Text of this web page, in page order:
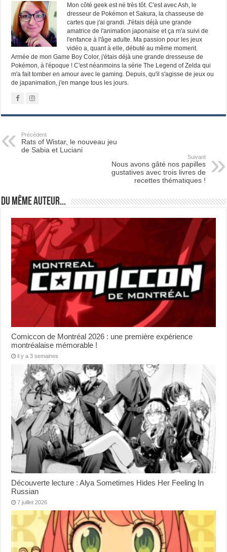
Mon côté geek est né très tôt. C'est avec Ash, le
dresseur de Pokémon et Sakura, la chasseuse de
cartes que j'ai grandi. J'étais déjà une grande
amatrice de l'animation japonaise et ça m'a suivi de
l'enfance à l'âge adulte. Ma passion pour les jeux
vidéo a, quant à elle, débuté au même moment.
Armée de mon Game Boy Color, j'étais déjà une grande dresseuse de
Pokémon, à l'époque ! C'est néanmoins la série The Legend of Zelda qui
m'a fait tomber en amour avec le gaming. Depuis, qu'il s'agisse de jeux ou
de japanimation, j'en mange tous les jours.
Précédent
Rats of Wistar, le nouveau jeu
de Sabia et Luciani
Suivant
Nous avons gâté nos papilles
gustatives avec trois livres de
recettes thématiques !
Du même auteur...
Comiccon de Montréal 2026 : une première expérience
montréalaise mémorable !
il y a 3 semaines
Découverte lecture : Alya Sometimes Hides Her Feeling In
Russian
7 juillet 2026